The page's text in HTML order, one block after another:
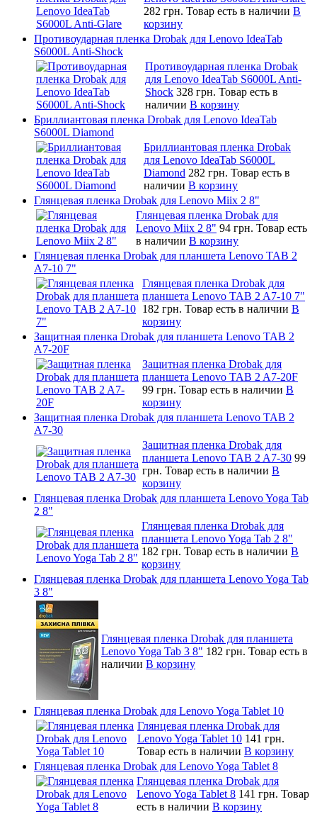
282 грн. Товар есть в наличии В
корзину
Противоударная пленка Drobak для Lenovo IdeaTab
S6000L Anti-Shock
Противоударная пленка Drobak
для Lenovo IdeaTab S6000L Anti-
Shock 328 грн. Товар есть в
наличии В корзину
Бриллиантовая пленка Drobak для Lenovo IdeaTab
S6000L Diamond
Бриллиантовая пленка Drobak
для Lenovo IdeaTab S6000L
Diamond 282 грн. Товар есть в
наличии В корзину
Глянцевая пленка Drobak для Lenovo Miix 2 8"
Глянцевая пленка Drobak для
Lenovo Miix 2 8" 94 грн. Товар есть
в наличии В корзину
Глянцевая пленка Drobak для планшета Lenovo TAB 2
A7-10 7"
Глянцевая пленка Drobak для
планшета Lenovo TAB 2 A7-10 7"
182 грн. Товар есть в наличии В
корзину
Защитная пленка Drobak для планшета Lenovo TAB 2
A7-20F
Защитная пленка Drobak для
планшета Lenovo TAB 2 A7-20F
99 грн. Товар есть в наличии В
корзину
Защитная пленка Drobak для планшета Lenovo TAB 2
A7-30
Защитная пленка Drobak для
планшета Lenovo TAB 2 A7-30 99
грн. Товар есть в наличии В
корзину
Глянцевая пленка Drobak для планшета Lenovo Yoga Tab
2 8"
Глянцевая пленка Drobak для
планшета Lenovo Yoga Tab 2 8"
182 грн. Товар есть в наличии В
корзину
Глянцевая пленка Drobak для планшета Lenovo Yoga Tab
3 8"
Глянцевая пленка Drobak для планшета
Lenovo Yoga Tab 3 8" 182 грн. Товар есть в
наличии В корзину
Глянцевая пленка Drobak для Lenovo Yoga Tablet 10
Глянцевая пленка Drobak для
Lenovo Yoga Tablet 10 141 грн.
Товар есть в наличии В корзину
Глянцевая пленка Drobak для Lenovo Yoga Tablet 8
Глянцевая пленка Drobak для
Lenovo Yoga Tablet 8 141 грн. Товар
есть в наличии В корзину